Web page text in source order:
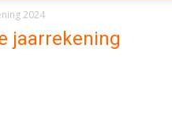
2024
jaarrekening